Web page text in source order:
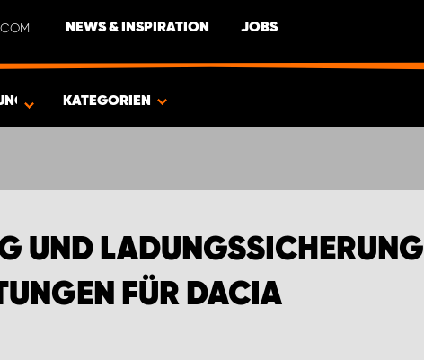
NEWS & INSPIRATION JOBS
FÜR DACIA
KATEGORIEN
UND LADUNGSSICHERUNG
FÜR DACIA